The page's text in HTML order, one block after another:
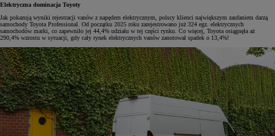
Elektryczna dominacja Toyoty
Jak pokazują wyniki rejestracji vanów z napędem elektrycznym, polscy klienci największym zaufaniem darzą
samochody Toyota Professional. Od początku 2025 roku zarejestrowano już 324 egz. elektrycznych
samochodów marki, co zapewniło jej 44,4% udziału w tej części rynku. Co więcej, Toyota osiągnęła aż
290,4% wzrostu w sytuacji, gdy cały rynek elektrycznych vanów zanotował spadek o 13,4%!